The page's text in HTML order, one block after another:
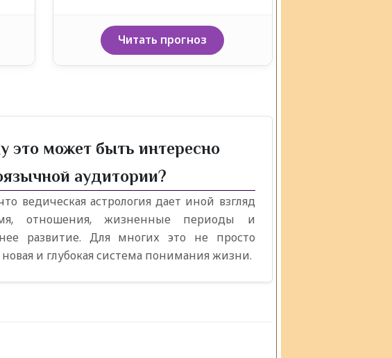
Читать прогноз
это может быть интересно
аудитории?
ведическая астрология дает иной взгляд
отношения, жизненные периоды и
развитие. Для многих это не просто
новая и глубокая система понимания жизни.